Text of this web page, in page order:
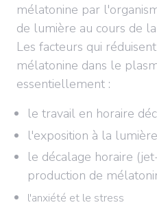
mélatonine par
de lumière au cours de
Les facteurs qui
mélatonine dans le
essentiellement :
le travail en horaire
l'exposition à la
le décalage horaire
production de
l'anxiété et le stress